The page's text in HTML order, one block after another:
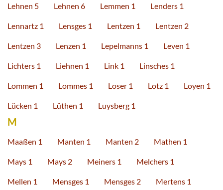
Lehnen 5 Lehnen 6 Lemmen 1 Lenders 1
Lennartz 1 Lensges 1 Lentzen 1 Lentzen 2
Lentzen 3 Lenzen 1 Lepelmanns 1 Leven 1
Lichters 1 Liehnen 1 Link 1 Linsches 1
Lommen 1 Lommes 1 Loser 1 Lotz 1 Loyen 1
Lücken 1 Lüthen 1 Luysberg 1
M
Maaßen 1 Manten 1 Manten 2 Mathen 1
Mays 1 Mays 2 Meiners 1 Melchers 1
Mellen 1 Mensges 1 Mensges 2 Mertens 1